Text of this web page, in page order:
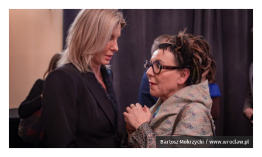
Bartosz Mokrzycki / www.wroclaw.pl